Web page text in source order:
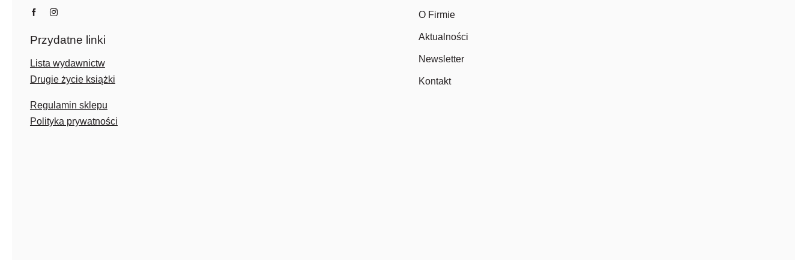
Przydatne linki
Lista wydawnictw
Drugie życie książki
Regulamin sklepu
Polityka prywatności
O Firmie
Aktualności
Newsletter
Kontakt